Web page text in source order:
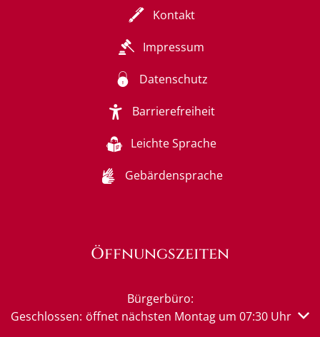
Kontakt
Impressum
Datenschutz
Barrierefreiheit
Leichte Sprache
Gebärdensprache
Öffnungszeiten
Bürgerbüro:
Klicken, um weitere Öffnungs- oder Schließzeiten
Geschlossen: öffnet nächsten Montag um 07:30 Uhr